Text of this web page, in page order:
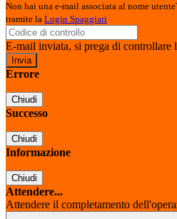
Non hai una e-mail associata al nome
tramite la Login Spaggiari
E-mail inviata, si prega di controllare
Errore
Chiudi
Successo
Chiudi
Informazione
Chiudi
Attendere...
Attendere il completamento